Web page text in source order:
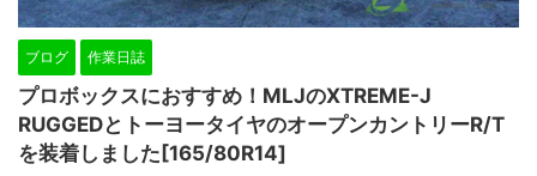
ブログ 作業日誌
プロボックスにおすすめ！MLJのXTREME-J
RUGGEDとトーヨータイヤのオープンカントリーR/T
を装着しました[165/80R14]